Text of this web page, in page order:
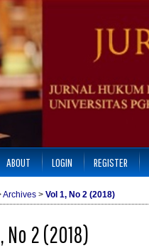
ABOUT LOGIN REGISTER
Archives > Vol 1, No 2 (2018)
No 2 (2018)